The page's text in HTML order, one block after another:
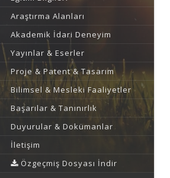
Araştırma Alanları
Akademik İdari Deneyim
Yayınlar & Eserler
Proje & Patent & Tasarım
Bilimsel & Mesleki Faaliyetler
Başarılar & Tanınırlık
Duyurular & Dokümanlar
İletişim
Özgeçmiş Dosyası İndir